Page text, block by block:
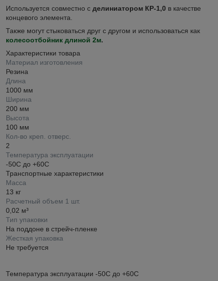
Используется совместно с делиниатором КР-1,0 в качестве
концевого элемента.
Также могут стыковаться друг с другом и использоваться как
колесоотбойник длиной 2м.
Характеристики товара
Материал изготовления
Резина
Длина
1000 мм
Ширина
200 мм
Высота
100 мм
Кол-во креп. отверс.
2
Температура эксплуатации
-50С до +60С
Транспортные характеристики
Масса
13 кг
Расчетный объем 1 шт.
0,02 м³
Тип упаковки
На поддоне в стрейч-пленке
Жесткая упаковка
Не требуется
Температура эксплуатации -50С до +60С